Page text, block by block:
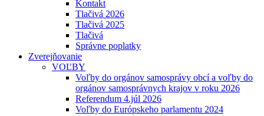
Kontakt
Tlačivá 2026
Tlačivá 2025
Tlačivá
Správne poplatky
Zverejňovanie
VOĽBY
Voľby do orgánov samosprávy obcí a voľby do
orgánov samosprávnych krajov v roku 2026
Referendum 4.júl 2026
Voľby do Európskeho parlamentu 2024